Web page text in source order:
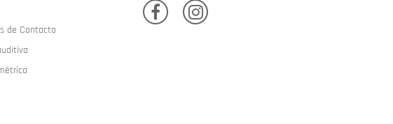
de Contacto